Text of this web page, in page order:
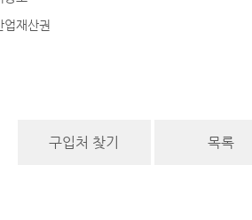
재산권
구입처 찾기 목록